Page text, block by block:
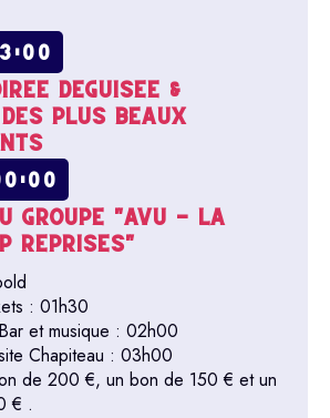
DÉGUISÉE &
DES PLUS BEAUX
GROUPE "AVU - LA
REPRISES"
: 01h30
et musique : 02h00
Chapiteau : 03h00
de 200 €, un bon de 150 € et un
€ .